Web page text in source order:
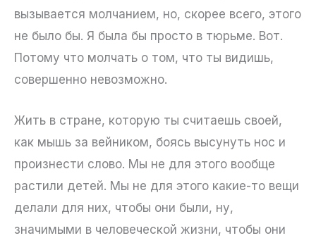
вызывается молчанием, но, скорее всего, этого
не было бы. Я была бы просто в тюрьме. Вот.
Потому что молчать о том, что ты видишь,
совершенно невозможно.
Жить в стране, которую ты считаешь своей,
как мышь за вейником, боясь высунуть нос и
произнести слово. Мы не для этого вообще
растили детей. Мы не для этого какие-то вещи
делали для них, чтобы они были, ну,
значимыми в человеческой жизни, чтобы они